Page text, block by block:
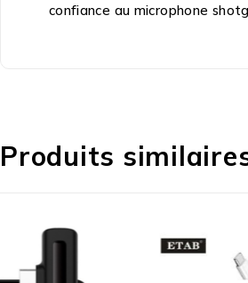
confiance au microphone
Produits